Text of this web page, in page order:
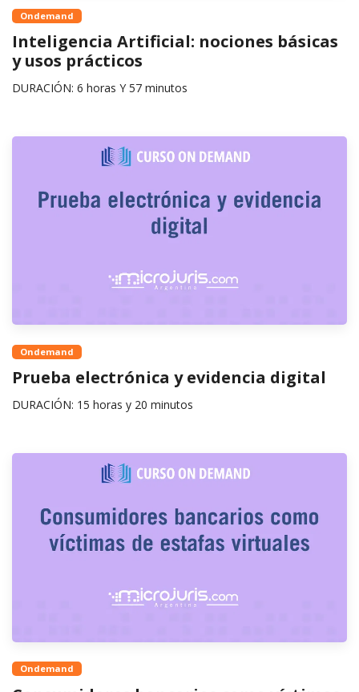
Ondemand
Inteligencia Artificial: nociones básicas
y usos prácticos
DURACIÓN: 6 horas Y 57 minutos
Ondemand
Prueba electrónica y evidencia digital
DURACIÓN: 15 horas y 20 minutos
Ondemand